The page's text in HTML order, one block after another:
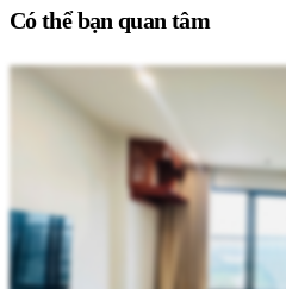
Có thể bạn quan tâm